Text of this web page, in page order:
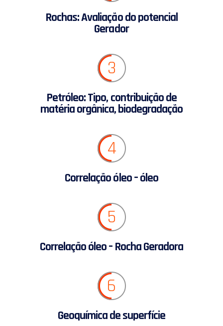
Rochas: Avaliação do potencial
Gerador
3
Petróleo: Tipo, contribuição de
matéria orgânica, biodegradação
4
Correlação óleo – óleo
5
Correlação óleo – Rocha Geradora
6
Geoquímica de superfície